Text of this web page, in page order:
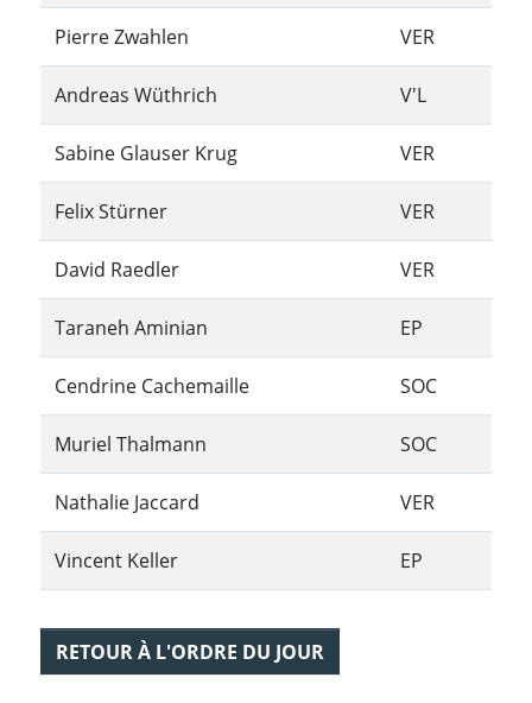
Pierre Zwahlen VER
Andreas Wüthrich V'L
Sabine Glauser Krug VER
Felix Stürner VER
David Raedler VER
Taraneh Aminian EP
Cendrine Cachemaille SOC
Muriel Thalmann SOC
Nathalie Jaccard VER
Vincent Keller EP
RETOUR À L'ORDRE DU JOUR